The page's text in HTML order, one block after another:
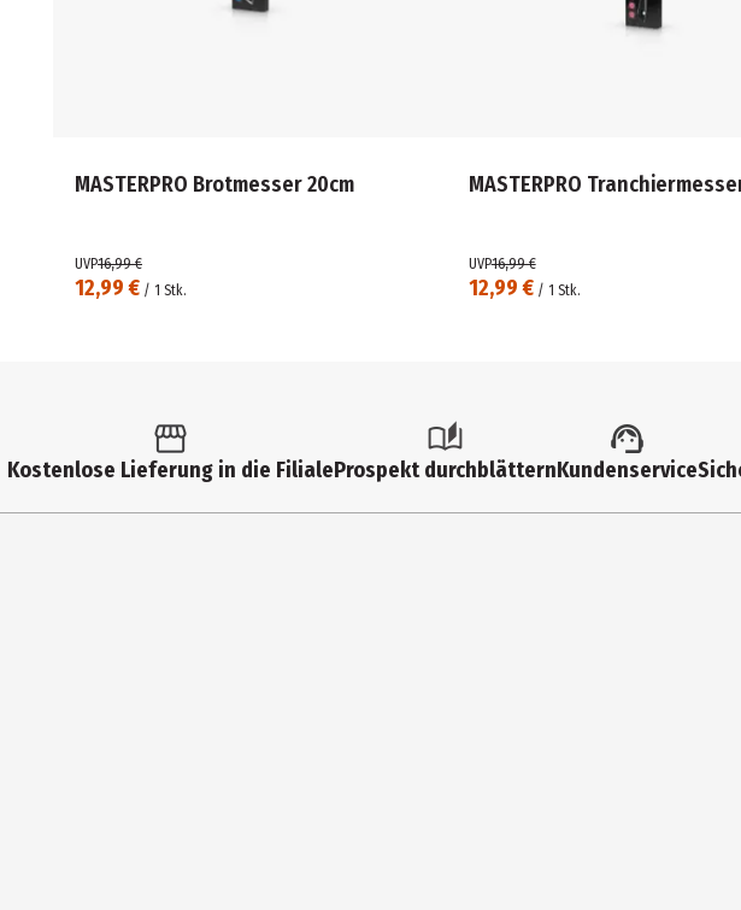
MASTERPRO Brotmesser 20cm
12,99 € / 1 Stk.
UVP16,99 €
MASTERPRO
12,99 €/ 1 Stk.
UVP16,99 €
Kostenlose Lieferung in die FilialeProspekt durchblätternKundenservice